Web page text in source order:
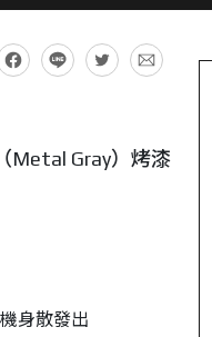
Metal Gray）烤漆
身散發出